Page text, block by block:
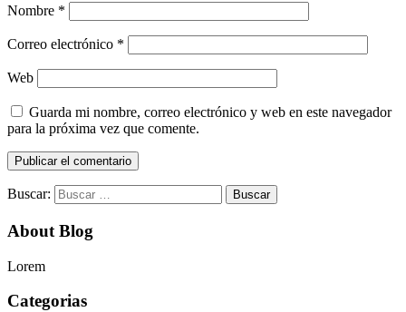
Nombre *
Correo electrónico *
Web
Guarda mi nombre, correo electrónico y web en este navegador
para la próxima vez que comente.
Buscar:
About Blog
Lorem
Categorias